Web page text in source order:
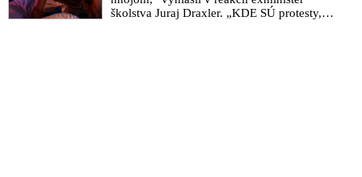
novinároch z dezinfowebu Aktuality.sk vynášajúcich z
redakcie pikantérie o praktikách šéfredaktora Bárdyho a 3
školstva Juraj Draxler. „KDE SÚ protesty,